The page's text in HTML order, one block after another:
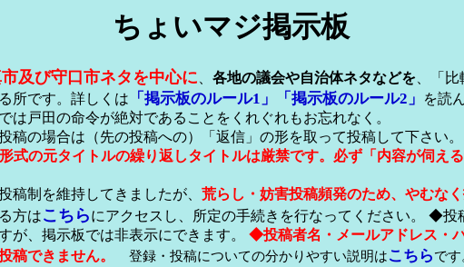
ちょいマジ掲示板
市及び守口市ネタを中心に、 各地の議会や自治体ネタなどを、「
所です。詳しくは
「掲示板のルール1」 「掲示板のルール2」
を読
戸田の命令が絶対であることをくれぐれもお忘れなく。
稿の場合は（先の投稿への）「返信」の形を取って投稿して下さい。
式の元タイトルの繰り返しタイトルは厳禁です。必ず「内容が伺える
稿制を維持してきましたが、 荒らし・妨害投稿頻発のため、やむな
方はこちらにアクセスし、所定の手続きを行なってください。 ◆投
が、掲示板では非表示にできます。 ◆投稿者名・メールアドレス・
稿できません。
登録・投稿についての分かりやすい説明はこちらで